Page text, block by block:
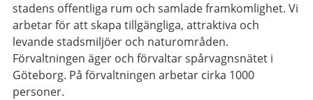
stadens offentliga rum och samlade framkomlighet. Vi
arbetar för att skapa tillgängliga, attraktiva och
levande stadsmiljöer och naturområden.
Förvaltningen äger och förvaltar spårvagnsnätet i
Göteborg. På förvaltningen arbetar cirka 1000
personer.